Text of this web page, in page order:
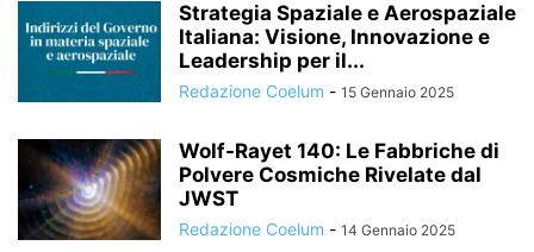
Strategia Spaziale e Aerospaziale
Italiana: Visione, Innovazione e
Leadership per il...
Redazione Coelum - 15 Gennaio 2025
Wolf-Rayet 140: Le Fabbriche di
Polvere Cosmiche Rivelate dal
JWST
Redazione Coelum - 14 Gennaio 2025